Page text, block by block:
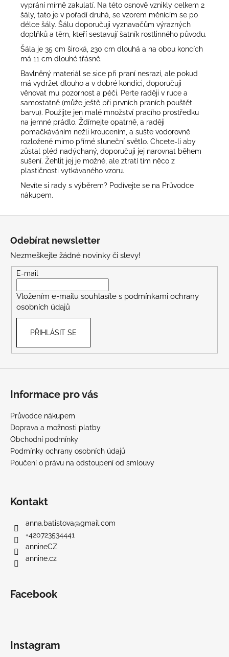
vyprání mírně zakulatí. Na této osnově vznikly celkem 2
šály, tato je v pořadí druhá, se vzorem měnícím se po
délce šály. Šálu doporučuji vyznavačům výrazných
doplňků a těm, kteří sestavují šatník rostlinného původu.
Šála je 35 cm široká, 230 cm dlouhá a na obou koncích
má 11 cm dlouhé třásně.
Bavlněný materiál se sice při praní nesrazí, ale pokud
má vydržet dlouho a v dobré kondici, doporučuji
věnovat mu pozornost a péči. Perte raději v ruce a
samostatně (může ještě při prvních praních pouštět
barvu). Použijte jen malé množství pracího prostředku
na jemné prádlo. Ždímejte opatrně, a raději
pomačkáváním nežli kroucením, a sušte vodorovně
rozložené mimo přímé sluneční světlo. Chcete-li aby
zůstal pléd nadýchaný, doporučuji jej narovnat během
sušení. Žehlit jej je možné, ale ztratí tím něco z
plastičnosti vytkávaného vzoru.
Nevíte si rady s výběrem? Podívejte se na Průvodce
nákupem.
Odebírat newsletter
Nezmeškejte žádné novinky či slevy!
E-mail
Vložením e-mailu souhlasíte s podmínkami ochrany
osobních údajů
PŘIHLÁSIT SE
Informace pro vás
Průvodce nákupem
Doprava a možnosti platby
Obchodní podmínky
Podmínky ochrany osobních údajů
Poučení o právu na odstoupení od smlouvy
Kontakt
anna.batistova@gmail.com
+420723534441
annineCZ
annine.cz
Facebook
Instagram